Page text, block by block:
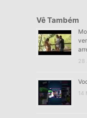
Vê Também
28
14